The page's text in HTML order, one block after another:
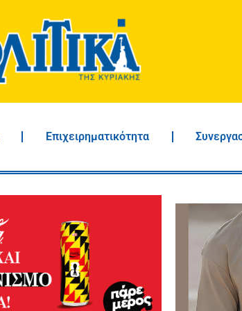
Επιχειρηματικότητα